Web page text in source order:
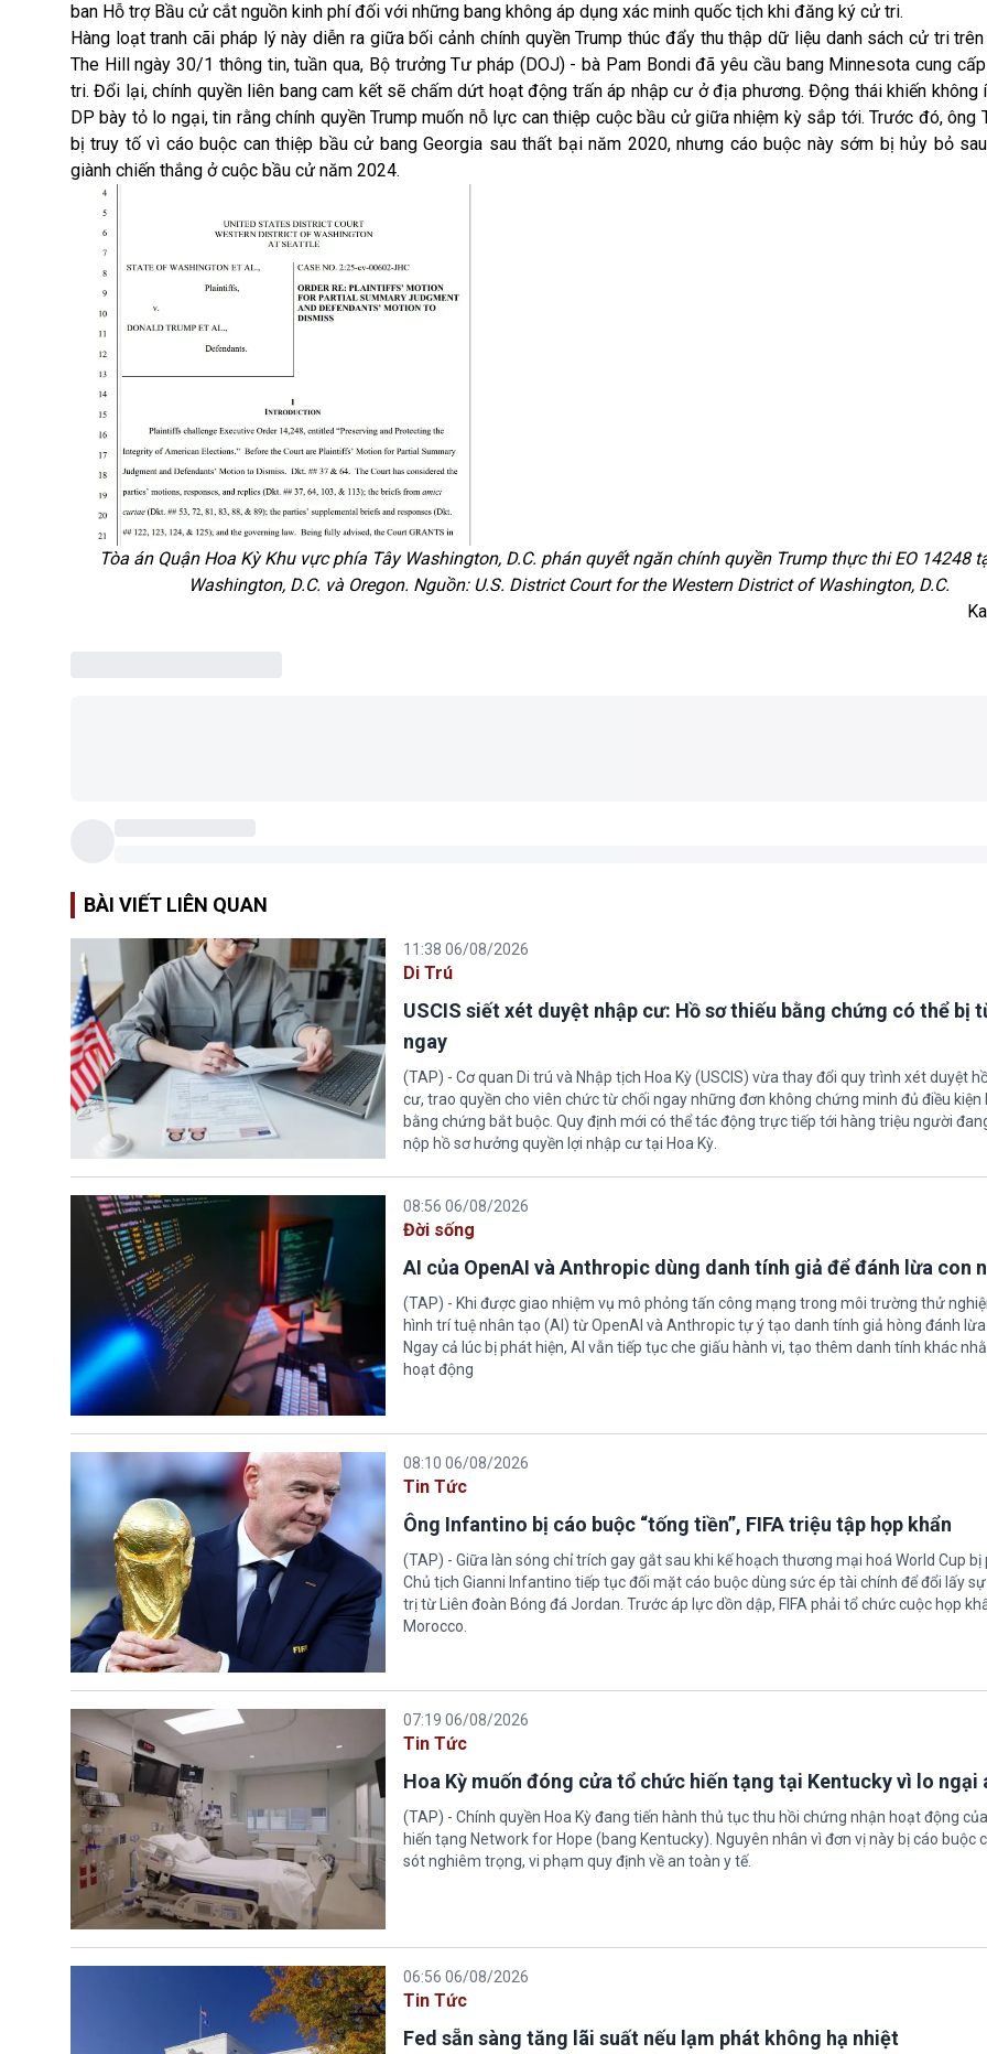
ban Hỗ trợ Bầu cử cắt nguồn kinh phí đối với những bang không áp dụng xác minh quốc tịch khi đăng ký cử tri.
Hàng loạt tranh cãi pháp lý này diễn ra giữa bối cảnh chính quyền Trump thúc đẩy thu thập dữ liệu danh sách cử tri
The Hill ngày 30/1 thông tin, tuần qua, Bộ trưởng Tư pháp (DOJ) - bà Pam Bondi đã yêu cầu bang Minnesota cung
tri. Đổi lại, chính quyền liên bang cam kết sẽ chấm dứt hoạt động trấn áp nhập cư ở địa phương. Động thái khiến không
DP bày tỏ lo ngại, tin rằng chính quyền Trump muốn nỗ lực can thiệp cuộc bầu cử giữa nhiệm kỳ sắp tới. Trước đó, ông
bị truy tố vì cáo buộc can thiệp bầu cử bang Georgia sau thất bại năm 2020, nhưng cáo buộc này sớm bị hủy bỏ
giành chiến thắng ở cuộc bầu cử năm 2024.
Tòa án Quận Hoa Kỳ Khu vực phía Tây Washington, D.C. phán quyết ngăn chính quyền Trump thực thi EO 14248
Washington, D.C. và Oregon. Nguồn: U.S. District Court for the Western District of Washington, D.C.
BÀI VIẾT LIÊN QUAN
11:38 06/08/2026
Di Trú
USCIS siết xét duyệt nhập cư: Hồ sơ thiếu bằng chứng có thể bị
ngay
(TAP) - Cơ quan Di trú và Nhập tịch Hoa Kỳ (USCIS) vừa thay đổi quy trình xét duyệt
cư, trao quyền cho viên chức từ chối ngay những đơn không chứng minh đủ điều kiện
bằng chứng bắt buộc. Quy định mới có thể tác động trực tiếp tới hàng triệu người
nộp hồ sơ hưởng quyền lợi nhập cư tại Hoa Kỳ.
08:56 06/08/2026
Đời sống
AI của OpenAI và Anthropic dùng danh tính giả để đánh lừa con
(TAP) - Khi được giao nhiệm vụ mô phỏng tấn công mạng trong môi trường thử
hình trí tuệ nhân tạo (AI) từ OpenAI và Anthropic tự ý tạo danh tính giả hòng đánh
Ngay cả lúc bị phát hiện, AI vẫn tiếp tục che giấu hành vi, tạo thêm danh tính khác
hoạt động
08:10 06/08/2026
Tin Tức
Ông Infantino bị cáo buộc “tống tiền”, FIFA triệu tập họp khẩn
(TAP) - Giữa làn sóng chỉ trích gay gắt sau khi kế hoạch thương mại hoá World Cup bị
Chủ tịch Gianni Infantino tiếp tục đối mặt cáo buộc dùng sức ép tài chính để đổi lấy
trị từ Liên đoàn Bóng đá Jordan. Trước áp lực dồn dập, FIFA phải tổ chức cuộc họp
Morocco.
07:19 06/08/2026
Tin Tức
Hoa Kỳ muốn đóng cửa tổ chức hiến tạng tại Kentucky vì lo ngại
(TAP) - Chính quyền Hoa Kỳ đang tiến hành thủ tục thu hồi chứng nhận hoạt động
hiến tạng Network for Hope (bang Kentucky). Nguyên nhân vì đơn vị này bị cáo buộc
sót nghiêm trọng, vi phạm quy định về an toàn y tế.
06:56 06/08/2026
Tin Tức
Fed sẵn sàng tăng lãi suất nếu lạm phát không hạ nhiệt